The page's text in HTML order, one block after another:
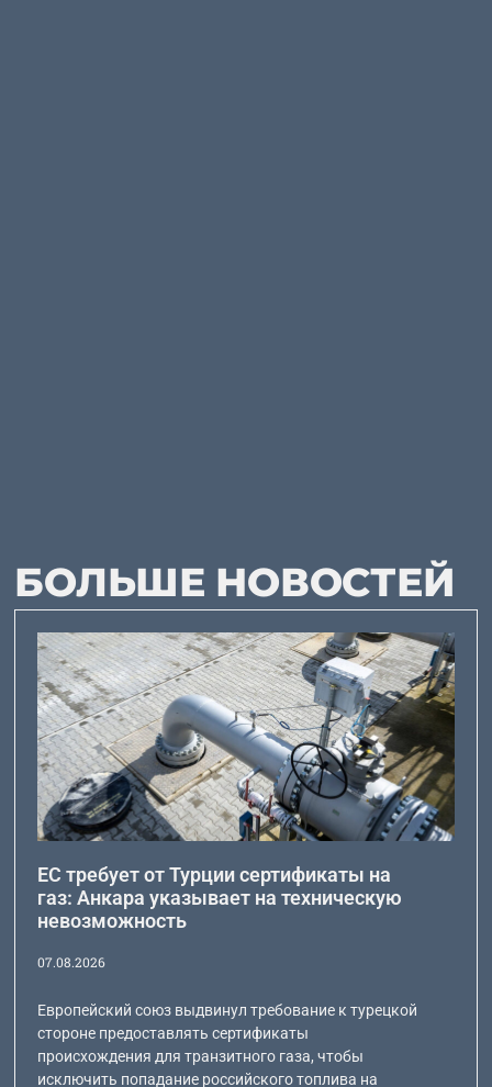
БОЛЬШЕ НОВОСТЕЙ
ЕС требует от Турции сертификаты на
газ: Анкара указывает на техническую
невозможность
07.08.2026
Европейский союз выдвинул требование к турецкой
стороне предоставлять сертификаты
происхождения для транзитного газа, чтобы
исключить попадание российского топлива на